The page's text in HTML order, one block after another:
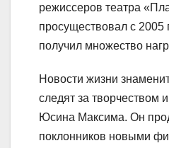
режиссеров театра
просуществовал с 2005
получил множество
Новости жизни
следят за творчеством
Юсина Максима. Он
поклонников новыми